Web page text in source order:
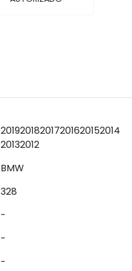
201920182017201620152014
20132012
BMW
328
-
-
-